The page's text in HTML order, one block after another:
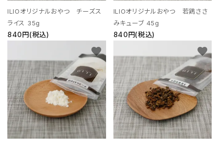
ILIOオリジナルおやつ チーズス
ライス 35g
840円(税込)
ILIOオリジナルおやつ 若鶏ささ
みキューブ 45g
840円(税込)
favorite favorite